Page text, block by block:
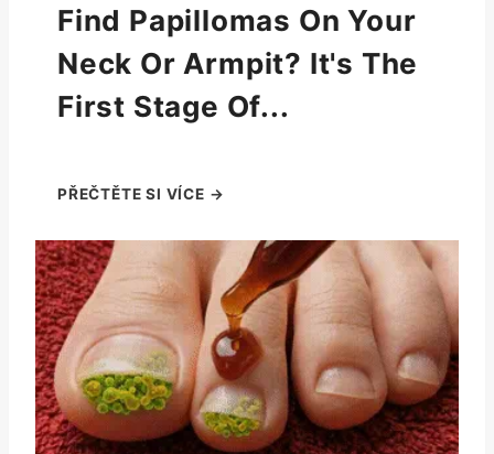
Find Papillomas On Your
Neck Or Armpit? It's The
First Stage Of...